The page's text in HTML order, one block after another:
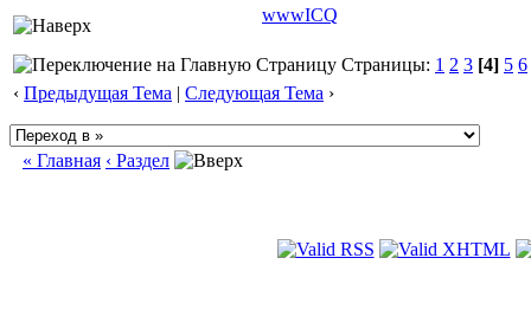
wwwICQ
Страницы: 1 2 3 [4] 5 6
‹ Предыдущая Тема | Следующая Тема ›
« Главная ‹ Раздел